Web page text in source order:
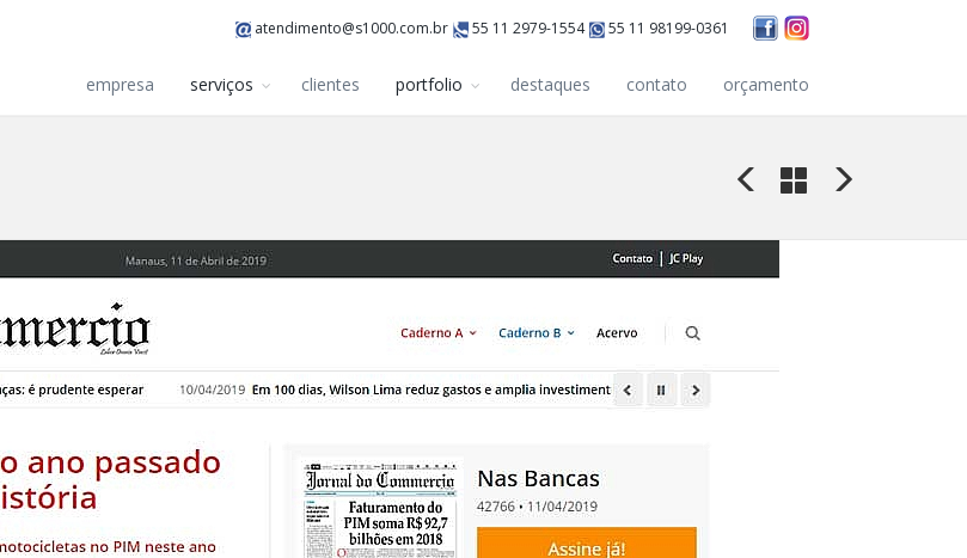
atendimento@s1000.com.br 55 11 2979-1554 55 11 98199-0361
empresa serviços clientes portfolio destaques contato orçamento